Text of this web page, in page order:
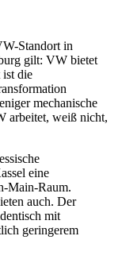
Standort in
gilt: VW bietet
ist die
mechanische
arbeitet, weiß nicht,
eine
Main-Raum.
auch. Der
mit
geringerem